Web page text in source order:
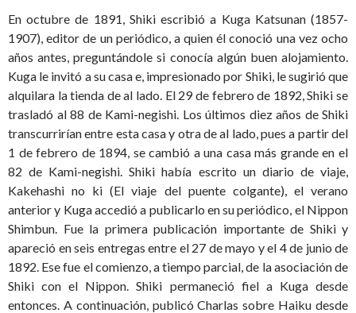
En octubre de 1891, Shiki escribió a Kuga Katsunan (1857-
1907), editor de un periódico, a quien él conoció una vez ocho
años antes, preguntándole si conocía algún buen alojamiento.
Kuga le invitó a su casa e, impresionado por Shiki, le sugirió que
alquilara la tienda de al lado. El 29 de febrero de 1892, Shiki se
trasladó al 88 de Kami-negishi. Los últimos diez años de Shiki
transcurrirían entre esta casa y otra de al lado, pues a partir del
1 de febrero de 1894, se cambió a una casa más grande en el
82 de Kami-negishi. Shiki había escrito un diario de viaje,
Kakehashi no ki (El viaje del puente colgante), el verano
anterior y Kuga accedió a publicarlo en su periódico, el Nippon
Shimbun. Fue la primera publicación importante de Shiki y
apareció en seis entregas entre el 27 de mayo y el 4 de junio de
1892. Ese fue el comienzo, a tiempo parcial, de la asociación de
Shiki con el Nippon. Shiki permaneció fiel a Kuga desde
entonces. A continuación, publicó Charlas sobre Haiku desde